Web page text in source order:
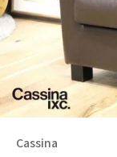
Cassina